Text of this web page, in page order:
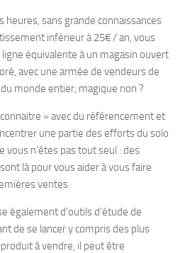
sans grande connaissances
inférieur à 25€ / an, vous
équivalente à un magasin ouvert
avec une armée de vendeurs de
monde entier, magique non ?
» avec du référencement et
une partie des efforts du solo
vous n’êtes pas tout seul : des
là pour vous aider à vous faire
ventes.
également d’outils d’étude de
de se lancer y compris des plus
à vendre, il peut être